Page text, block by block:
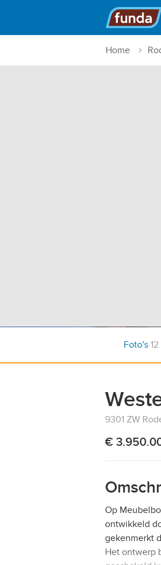
Hoofdmenu
Home
Foto's 12
9301 ZW
€
Op
ontwikkeld
gekenmerkt
Het ontwerp